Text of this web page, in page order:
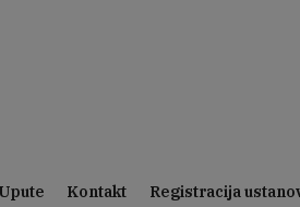
Upute Kontakt Registracija